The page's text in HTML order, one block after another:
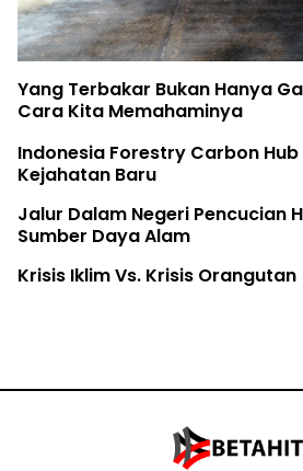
Yang Terbakar Bukan Hanya
Cara Kita Memahaminya
Indonesia Forestry Carbon
Kejahatan Baru
Jalur Dalam Negeri Pencucian
Sumber Daya Alam
Krisis Iklim Vs. Krisis Orangutan